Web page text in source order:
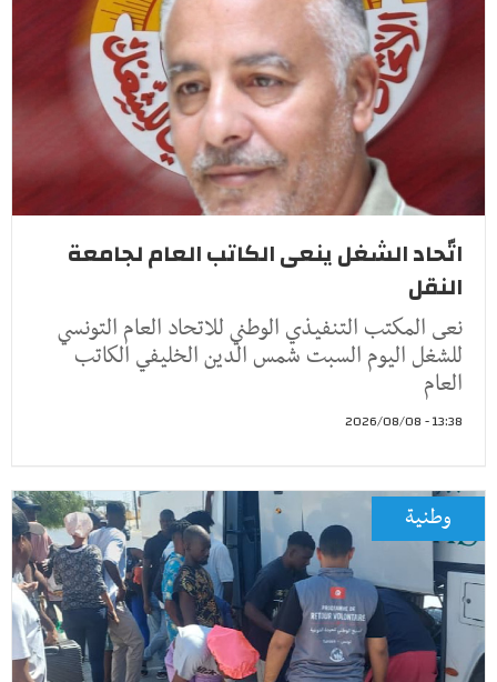
اتّحاد الشغل ينعى الكاتب العام لجامعة
النقل
نعى المكتب التنفيذي الوطني للاتحاد العام التونسي
للشغل اليوم السبت شمس الدين الخليفي الكاتب
العام
13:38 - 2026/08/08
وطنية